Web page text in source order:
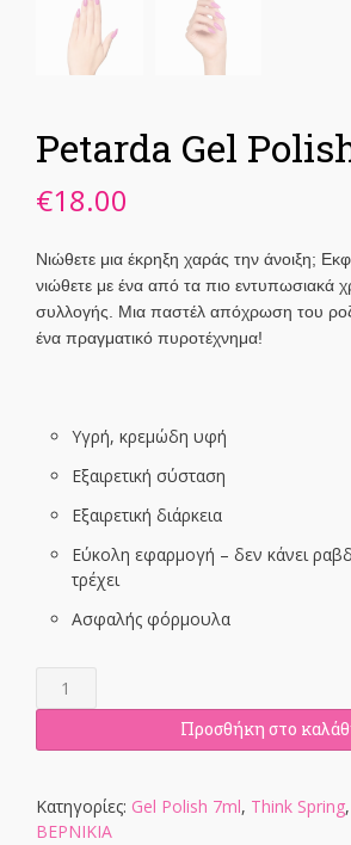
Petarda Gel
€18.00
Νιώθετε μια έκρηξη χαράς την άνοιξη;
νιώθετε με ένα από τα πιο εντυπωσιακά
συλλογής. Μια παστέλ απόχρωση του ροζ
ένα πραγματικό πυροτέχνημα!
Υγρή, κρεμώδη υφή
Εξαιρετική σύσταση
Εξαιρετική διάρκεια
Εύκολη εφαρμογή – δεν κάνει
τρέχει
Ασφαλής φόρμουλα
Petarda
Gel
7ml
Προσθήκη στο
Κατηγορίες: Gel Polish 7ml, Think Spring,
ΒΕΡΝΙΚΙΑ